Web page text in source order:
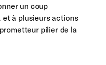
un coup
et à plusieurs actions
pilier de la